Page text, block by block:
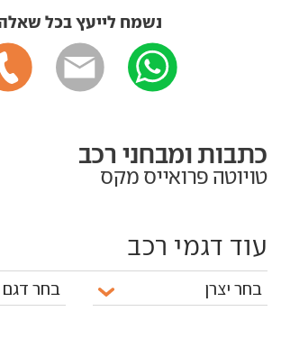
נשמח לייעץ בכל
כתבות ומבחני רכב
טויוטה פרואייס מקס
עוד דגמי רכב